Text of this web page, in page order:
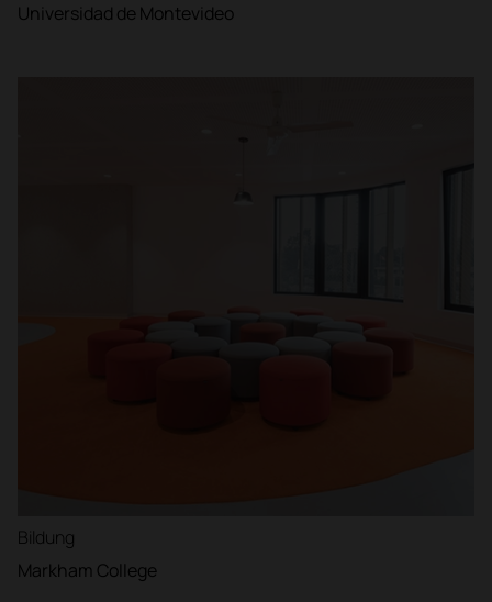
Universidad de Montevideo
Bildung
Markham College